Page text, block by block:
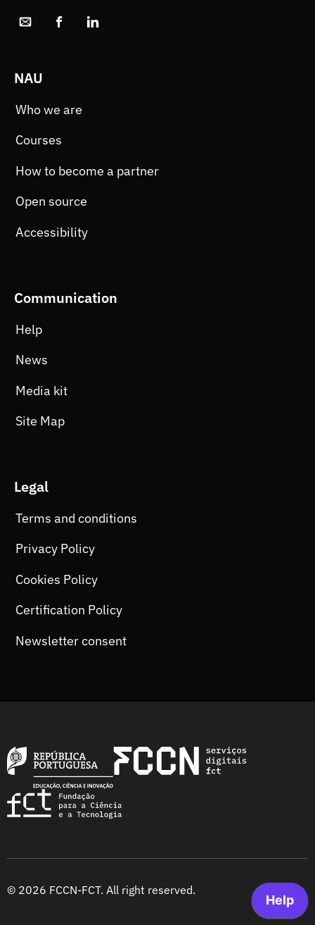
NAU
Who we are
Courses
How to become a partner
Open source
Accessibility
Communication
Help
News
Media kit
Site Map
Legal
Terms and conditions
Privacy Policy
Cookies Policy
Certification Policy
Newsletter consent
© 2026 FCCN-FCT. All right reserved.